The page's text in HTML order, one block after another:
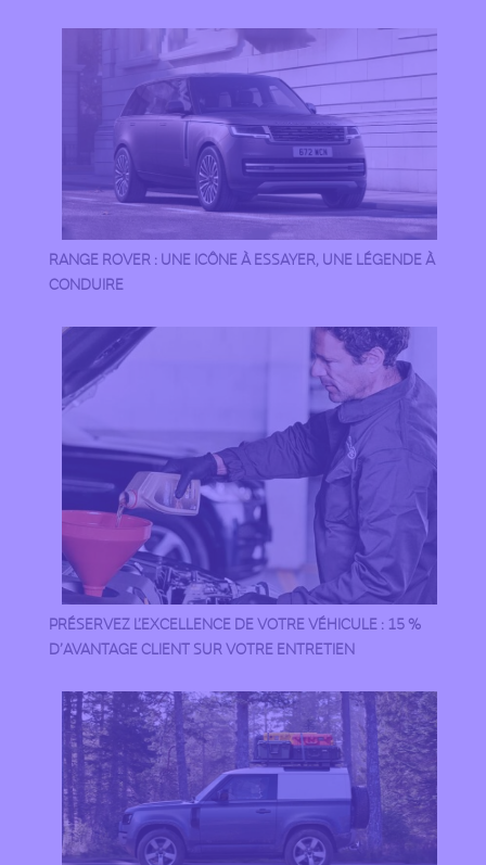
RANGE ROVER : UNE ICÔNE À ESSAYER, UNE LÉGENDE À
CONDUIRE
PRÉSERVEZ L’EXCELLENCE DE VOTRE VÉHICULE : 15 %
D’AVANTAGE CLIENT SUR VOTRE ENTRETIEN